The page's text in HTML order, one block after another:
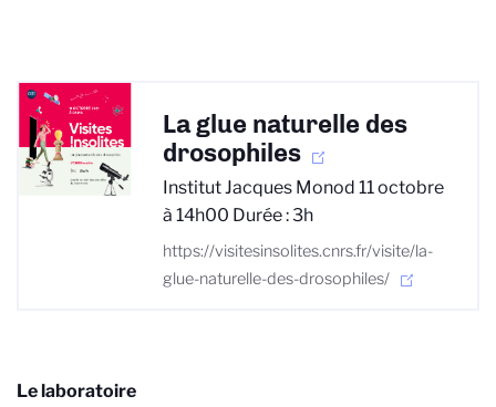
La glue naturelle des
drosophiles
Institut Jacques Monod 11 octobre
à 14h00 Durée : 3h
https://visitesinsolites.cnrs.fr/visite/la-
glue-naturelle-des-drosophiles/
Le laboratoire